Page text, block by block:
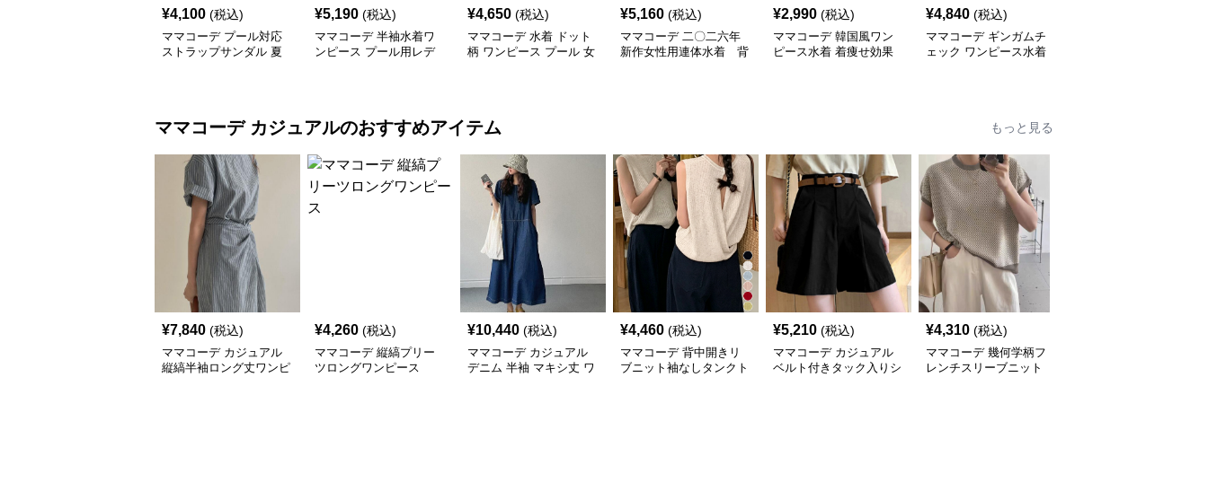
¥4,100 (税込)
ママコーデ プール対応
ストラップサンダル 夏
¥5,190 (税込)
ママコーデ 半袖水着ワ
ンピース プール用レデ
¥4,650 (税込)
ママコーデ 水着 ドット
柄 ワンピース プール 女
¥5,160 (税込)
ママコーデ 二〇二六年
新作女性用連体水着 背
¥2,990 (税込)
ママコーデ 韓国風ワン
ピース水着 着痩せ効果
¥4,840 (税込)
ママコーデ ギンガムチ
ェック ワンピース水着
ママコーデ カジュアルのおすすめアイテム もっと見る
¥7,840 (税込)
ママコーデ カジュアル
縦縞半袖ロング丈ワンピ
¥4,260 (税込)
ママコーデ 縦縞プリー
ツロングワンピース
¥10,440 (税込)
ママコーデ カジュアル
デニム 半袖 マキシ丈 ワ
¥4,460 (税込)
ママコーデ 背中開きリ
ブニット袖なしタンクト
¥5,210 (税込)
ママコーデ カジュアル
ベルト付きタック入りシ
¥4,310 (税込)
ママコーデ 幾何学柄フ
レンチスリーブニット